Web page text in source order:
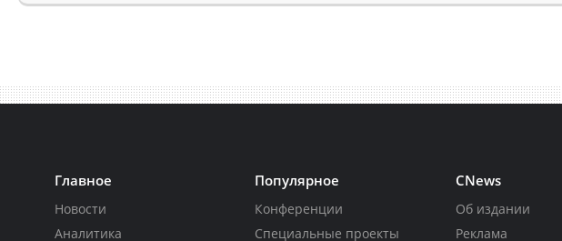
Главное
Новости
Аналитика
Популярное
Конференции
Специальные проекты
CNews
Об издании
Реклама